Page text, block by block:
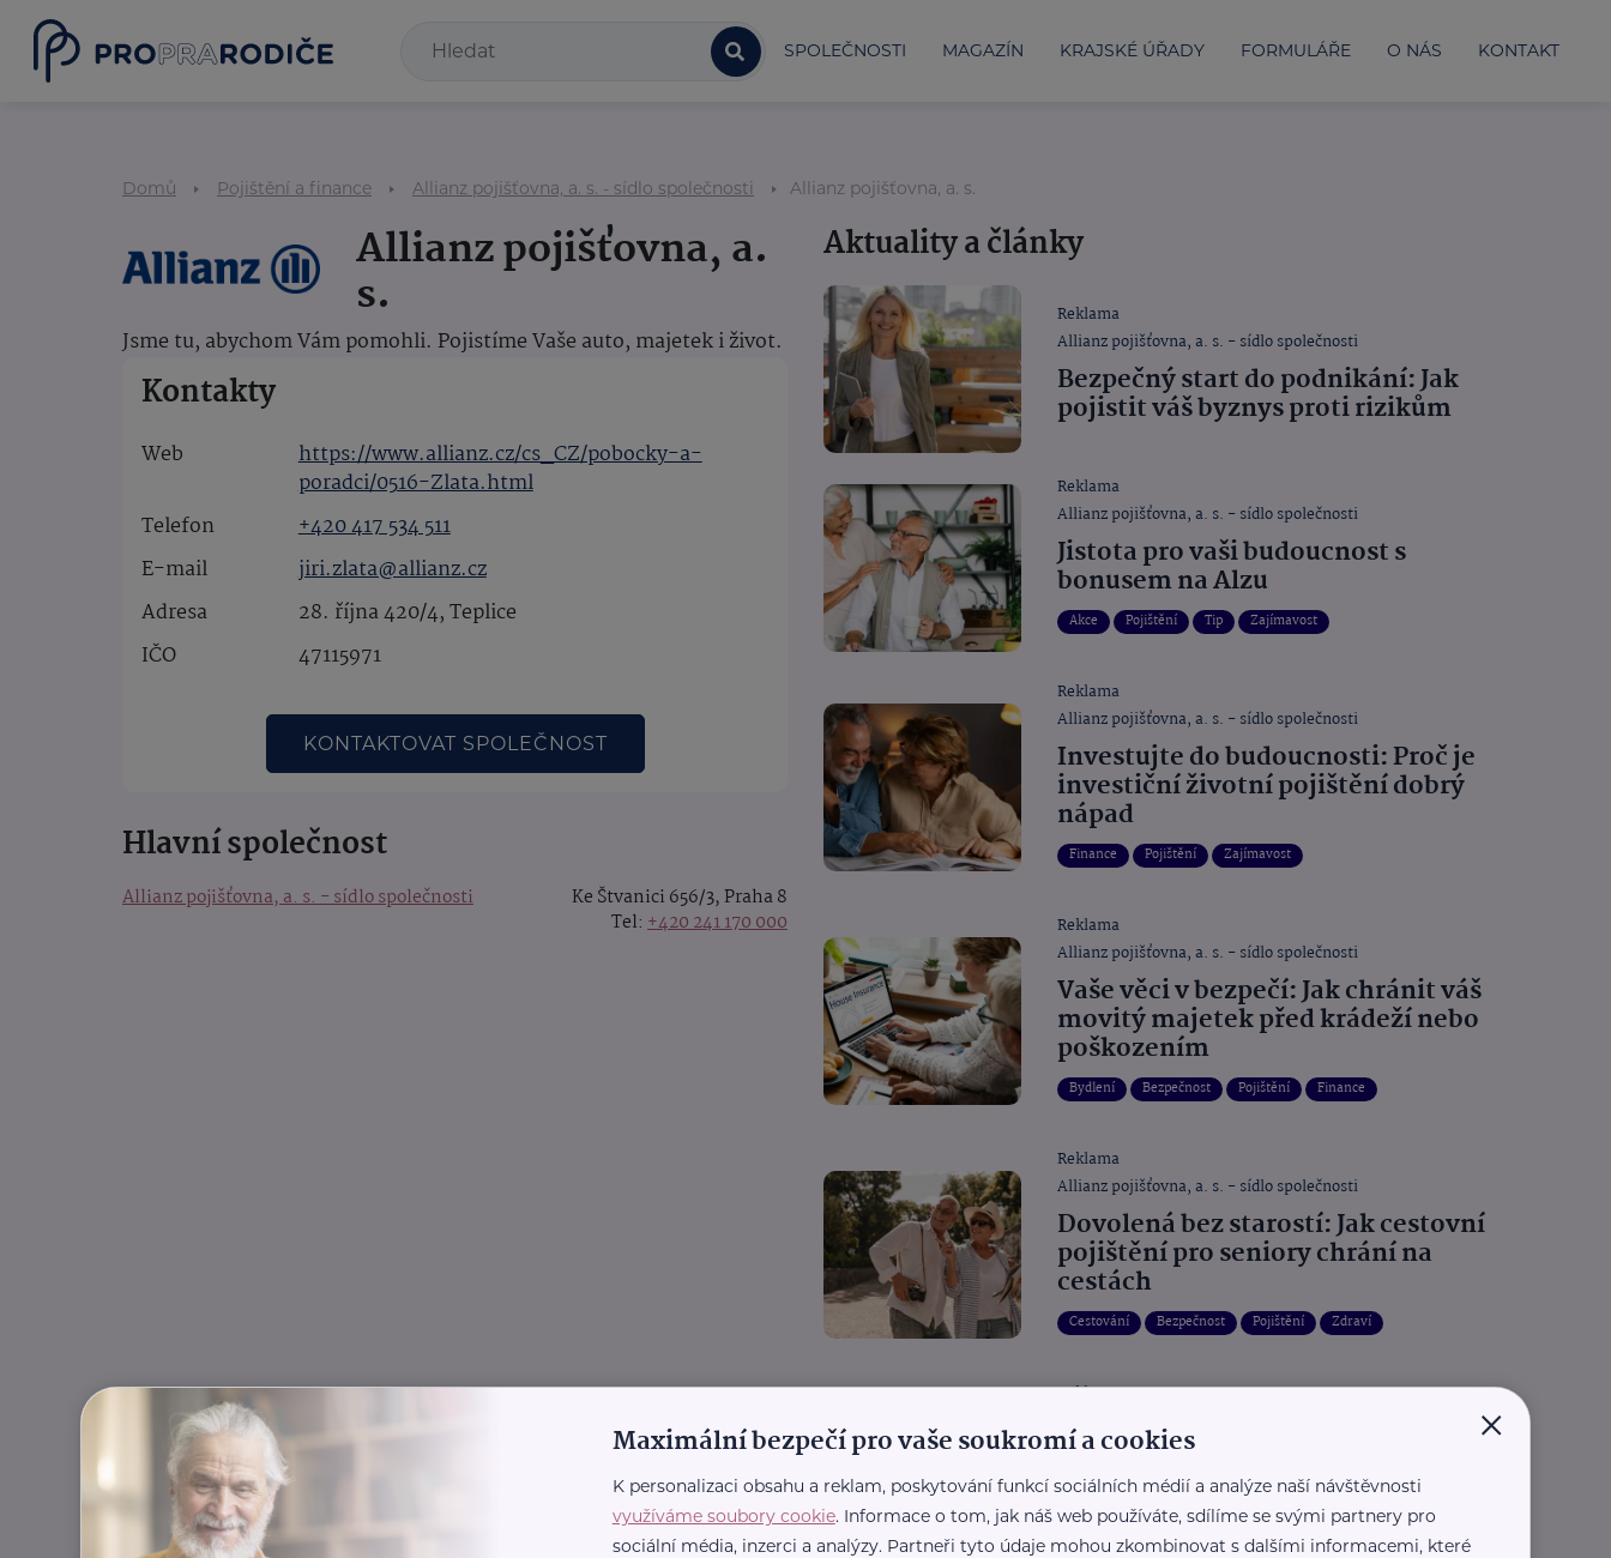
SPOLEČNOSTI MAGAZÍN KRAJSKÉ ÚŘADY FORMULÁŘE O NÁS KONTAKT
Domů Pojištění a finance Allianz pojišťovna, a. s. - sídlo společnosti Allianz pojišťovna, a. s.
Allianz pojišťovna, a.
s.
Jsme tu, abychom Vám pomohli. Pojistíme Vaše auto, majetek i život.
Kontakty
Web
https://www.allianz.cz/cs_CZ/pobocky-a-
poradci/0516-Zlata.html
Telefon
+420 417 534 511
E-mail
jiri.zlata@allianz.cz
Adresa
28. října 420/4, Teplice
IČO
47115971
KONTAKTOVAT SPOLEČNOST
Hlavní společnost
Allianz pojišťovna, a. s. - sídlo společnosti
Ke Štvanici 656/3, Praha 8
Tel: +420 241 170 000
Aktuality a články
Reklama
Allianz pojišťovna, a. s. - sídlo společnosti
Bezpečný start do podnikání: Jak
pojistit váš byznys proti rizikům
Reklama
Allianz pojišťovna, a. s. - sídlo společnosti
Jistota pro vaši budoucnost s
bonusem na Alzu
Akce Pojištění Tip Zajímavost
Reklama
Allianz pojišťovna, a. s. - sídlo společnosti
Investujte do budoucnosti: Proč je
investiční životní pojištění dobrý
nápad
Finance Pojištění Zajímavost
Reklama
Allianz pojišťovna, a. s. - sídlo společnosti
Vaše věci v bezpečí: Jak chránit váš
movitý majetek před krádeží nebo
poškozením
Bydlení Bezpečnost Pojištění Finance
Reklama
Allianz pojišťovna, a. s. - sídlo společnosti
Dovolená bez starostí: Jak cestovní
pojištění pro seniory chrání na
cestách
Cestování Bezpečnost Pojištění Zdraví
Reklama
Domov v bezpečí: Jak ochránit váš
dům před přírodními katastrofami
Bezpečnost Bydlení Pojištění
×
Maximální bezpečí pro vaše soukromí a cookies
K personalizaci obsahu a reklam, poskytování funkcí sociálních médií a analýze naší návštěvnosti
využíváme soubory cookie. Informace o tom, jak náš web používáte, sdílíme se svými partnery pro
sociální média, inzerci a analýzy. Partneři tyto údaje mohou zkombinovat s dalšími informacemi, které